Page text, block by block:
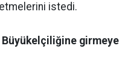
istedi.
Büyükelçiliğine girmeye